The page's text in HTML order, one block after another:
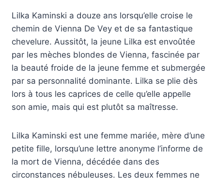
Lilka Kaminski a douze ans lorsqu’elle croise le
chemin de Vienna De Vey et de sa fantastique
chevelure. Aussitôt, la jeune Lilka est envoûtée
par les mèches blondes de Vienna, fascinée par
la beauté froide de la jeune femme et submergée
par sa personnalité dominante. Lilka se plie dès
lors à tous les caprices de celle qu’elle appelle
son amie, mais qui est plutôt sa maîtresse.
Lilka Kaminski est une femme mariée, mère d’une
petite fille, lorsqu’une lettre anonyme l’informe de
la mort de Vienna, décédée dans des
circonstances nébuleuses. Les deux femmes ne